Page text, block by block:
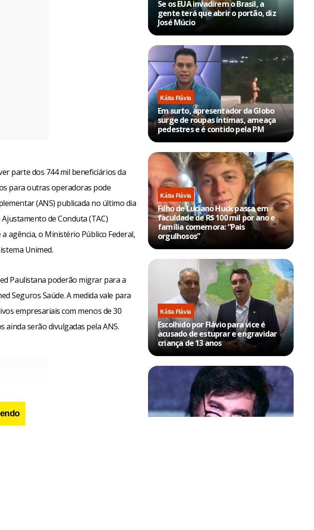
parte dos 744 mil beneficiários da
para outras operadoras pode
(ANS) publicada no último dia
de Conduta (TAC)
agência, o Ministério Público Federal,
Unimed.
Paulistana poderão migrar para a
Seguros Saúde. A medida vale para
empresariais com menos de 30
ainda serão divulgadas pela ANS.
Se os EUA invadirem o Brasil, a
gente terá que abrir o portão, diz
José Múcio
Kátia Flávia
Em surto, apresentador da Globo
surge de roupas íntimas, ameaça
pedestres e é contido pela PM
Kátia Flávia
Filho de Luciano Huck passa em
faculdade de R$ 100 mil por ano e
família comemora: “Pais
orgulhosos”
Kátia Flávia
Escolhido por Flávio para vice é
acusado de estuprar e engravidar
criança de 13 anos